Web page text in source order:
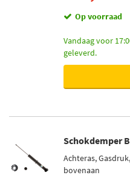
Achteras (41)
Vooras (30)
Vooras links (2)
Achteras links (1)
Schokdempertype
Gasdruk (59)
Oliedruk (38)
Op voorraad
Vandaag voor
geleverd.
Schokdemper
Achteras,
bovenaan